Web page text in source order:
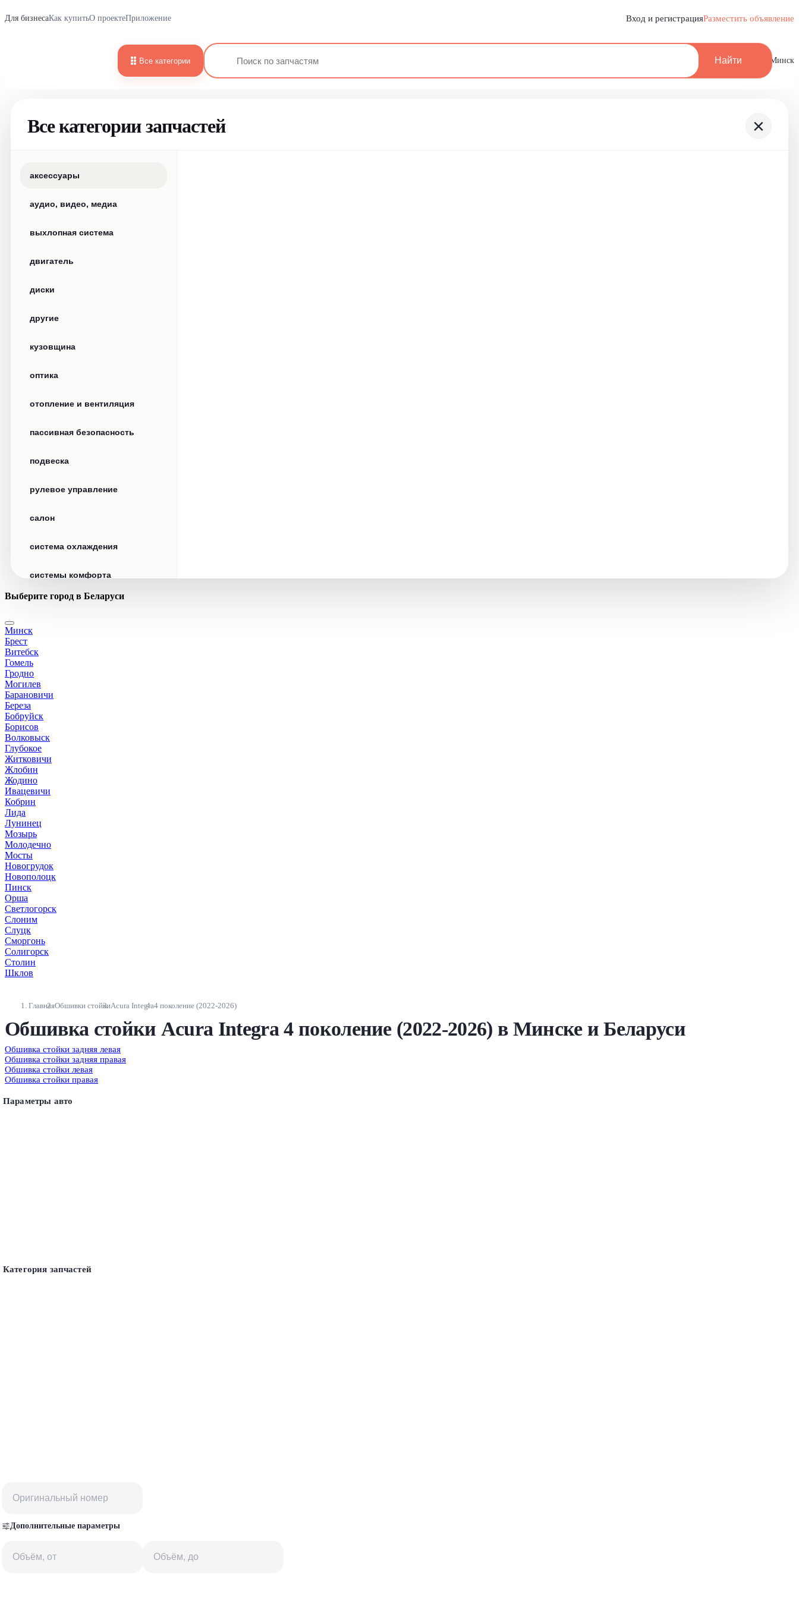
Для бизнесаКак купитьО проектеПриложение Вход и регистрацияРазместить объявление
Все категории Найти Минск
Все категории запчастей ×
аксессуары
аудио, видео, медиа
выхлопная система
двигатель
диски
другие
кузовщина
оптика
отопление и вентиляция
пассивная безопасность
подвеска
рулевое управление
салон
система охлаждения
системы комфорта
стекла
стеклоочистители
топливная система
тормозная система
трансмиссия
электрика
Выберите город в Беларуси
Минск
Брест
Витебск
Гомель
Гродно
Могилев
Барановичи
Береза
Бобруйск
Борисов
Волковыск
Глубокое
Житковичи
Жлобин
Жодино
Ивацевичи
Кобрин
Лида
Лунинец
Мозырь
Молодечно
Мосты
Новогрудок
Новополоцк
Пинск
Орша
Светлогорск
Слоним
Слуцк
Сморгонь
Солигорск
Столин
Шклов
ГлавнаяОбшивки стойкиAcura Integra4 поколение (2022-2026)
Обшивка стойки Acura Integra 4 поколение (2022-2026) в Минске и Беларуси
Обшивка стойки задняя левая
Обшивка стойки задняя правая
Обшивка стойки левая
Обшивка стойки правая
Параметры авто
Категория запчастей
Дополнительные параметры